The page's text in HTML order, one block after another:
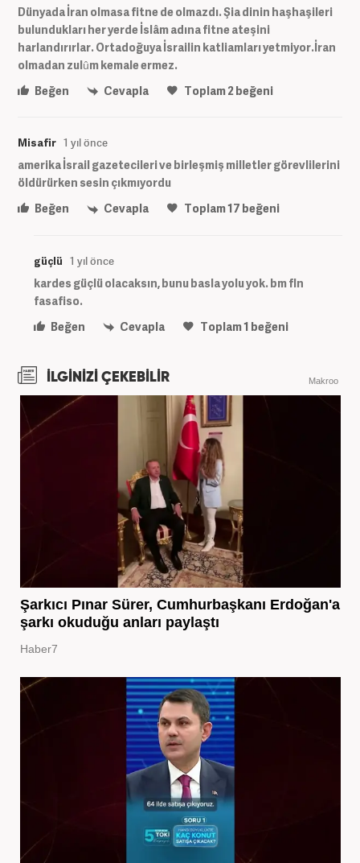
Dünyada İran olmasa fitne de olmazdı. Şia dinin haşhaşileri
bulundukları her yerde İslâm adına fitne ateşini
harlandırırlar. Ortadoğuya İsrailin katliamları yetmiyor.İran
olmadan zulûm kemale ermez.
Beğen
Cevapla Toplam2beğeni
Misafir 1 yıl önce
amerika İsrail gazetecileri ve birleşmiş milletler görevlilerini
öldürürken sesin çıkmıyordu
Beğen
Cevapla Toplam17 beğeni
güçlü 1 yıl önce
kardes güçlü olacaksın, bunu basla yolu yok. bm fln
fasafiso.
Beğen
Cevapla Toplam1 beğeni
İLGİNİZİ ÇEKEBİLİR Makroo
Şarkıcı Pınar Sürer, Cumhurbaşkanı Erdoğan'a
şarkı okuduğu anları paylaştı
Haber7